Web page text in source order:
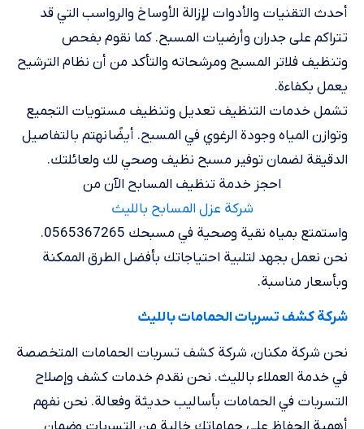
أحدث التقنيات والأدوات لإزالة الأوساخ والرواسب التي قد
تتراكم على جدران وأرضيات المسبح. كما نقوم بفحص
وتنظيف فلاتر المسبح ومرشحاته والتأكد من أن نظام الترشيح
يعمل بكفاءة.
تشمل خدمات التنظيف تعديل وتنظيف مستويات التجميع
وتوازن المياه وجودة الرغوي في المسبح. أيضًا نهتم بالتفاصيل
الدقيقة لضمان توفير مسبح نظيف وصحي لك ولعائلتك.
احجز خدمة تنظيف المسابح الآن من
شركة عزل المسابح بالليث
واستمتع بمياه نقية وصحية في مسبحك 0565367265.
نحن نعمل بجهد لتلبية احتياجاتك بأفضل الطرق الممكنة
وبأسعار مناسبة.
شركة كشف تسربات الحمامات بالليث
نحن شركة مكنان، شركة كشف تسربات الحمامات المتخصصة
في خدمة العملاء بالليث. نحن نقدم خدمات كشف وإصلاح
التسربات في الحمامات بأساليب حديثة وفعالة. نحن نفهم